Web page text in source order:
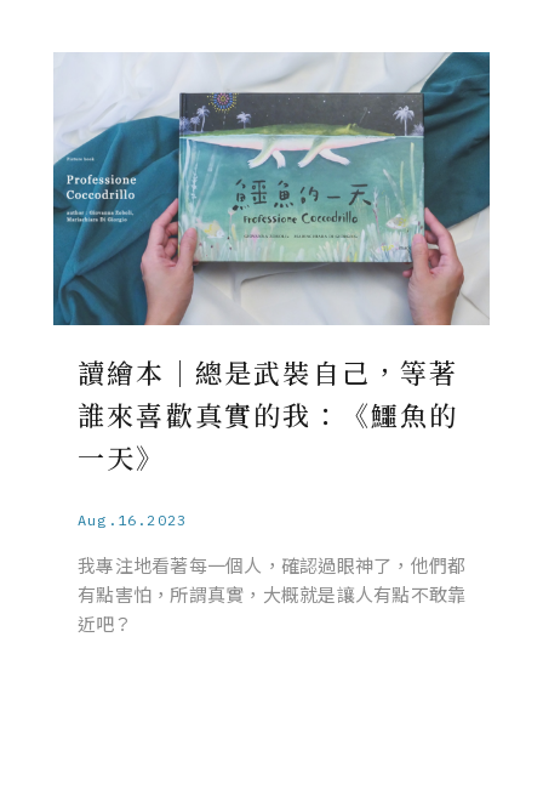
讀繪本｜總是武裝自己，等著
誰來喜歡真實的我：《鱷魚的
一天》
Aug.16.2023
我專注地看著每一個人，確認過眼神了，他們都
有點害怕，所謂真實，大概就是讓人有點不敢靠
近吧？